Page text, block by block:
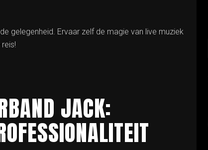
gelegenheid. Ervaar zelf de magie van live muziek
JACK: